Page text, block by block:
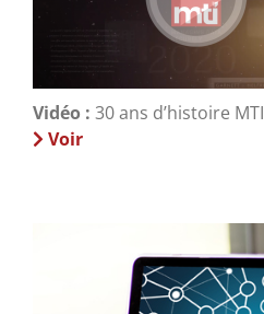
Vidéo : 30 ans d’histoire MTI
Voir